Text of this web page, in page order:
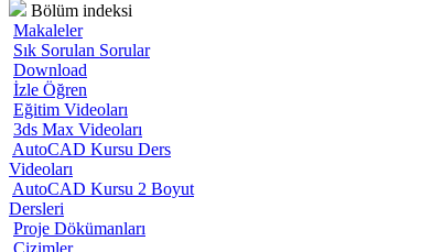
Bölüm indeksi
Makaleler
Sık Sorulan Sorular
Download
İzle Öğren
Eğitim Videoları
3ds Max Videoları
AutoCAD Kursu Ders
Videoları
AutoCAD Kursu 2 Boyut
Dersleri
Proje Dökümanları
Çizimler